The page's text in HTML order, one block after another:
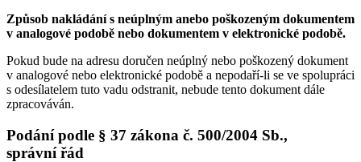
Způsob nakládání s neúplným anebo poškozeným dokumentem
v analogové podobě nebo dokumentem v elektronické podobě.
Pokud bude na adresu doručen neúplný nebo poškozený dokument
v analogové nebo elektronické podobě a nepodaří-li se ve spolupráci
s odesílatelem tuto vadu odstranit, nebude tento dokument dále
zpracováván.
Podání podle § 37 zákona č. 500/2004 Sb.,
správní řád